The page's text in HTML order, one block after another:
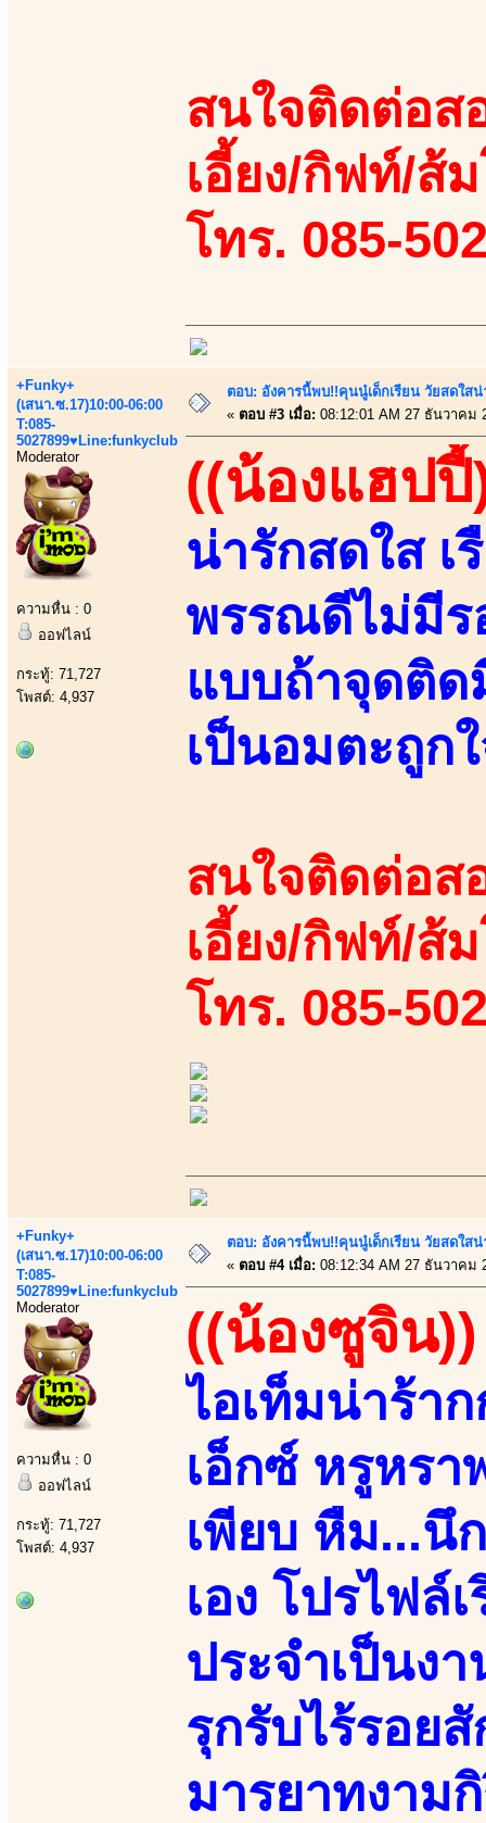
สนใจติดต่อส
เอี้ยง/กิฟท์/ส้
โทร. 085-
+Funky+
(เสนา.ซ.17)10:00-06:00
T:085-
5027899♥Line:funkyclub
Moderator
ความหื่น : 0
ออฟไลน์
กระทู้: 71,727
โพสต์: 4,937
ตอบ: อังคารนี้พบ!!คุนนู๋เด็กเรียน วัยสดใส
« ตอบ #3 เมื่อ: 08:12:01 AM 27 ธันวาคม
((น้องแฮปปี้
น่ารักสดใส เ
พรรณดีไม่มีร
แบบถ้าจุดติด
เป็นอมตะถูก
สนใจติดต่อส
เอี้ยง/กิฟท์/ส้
โทร. 085-
+Funky+
(เสนา.ซ.17)10:00-06:00
T:085-
5027899♥Line:funkyclub
Moderator
ความหื่น : 0
ออฟไลน์
กระทู้: 71,727
โพสต์: 4,937
ตอบ: อังคารนี้พบ!!คุนนู๋เด็กเรียน วัยสดใส
« ตอบ #4 เมื่อ: 08:12:34 AM 27 ธันวาคม
((น้องซูจิน))
ไอเท็มน่าร้า
เอ็กซ์ หรูหร
เพียบ หืม...นึ
เอง โปรไฟล์
ประจำเป็นง
รุกรับไร้รอย
มารยาทงาม